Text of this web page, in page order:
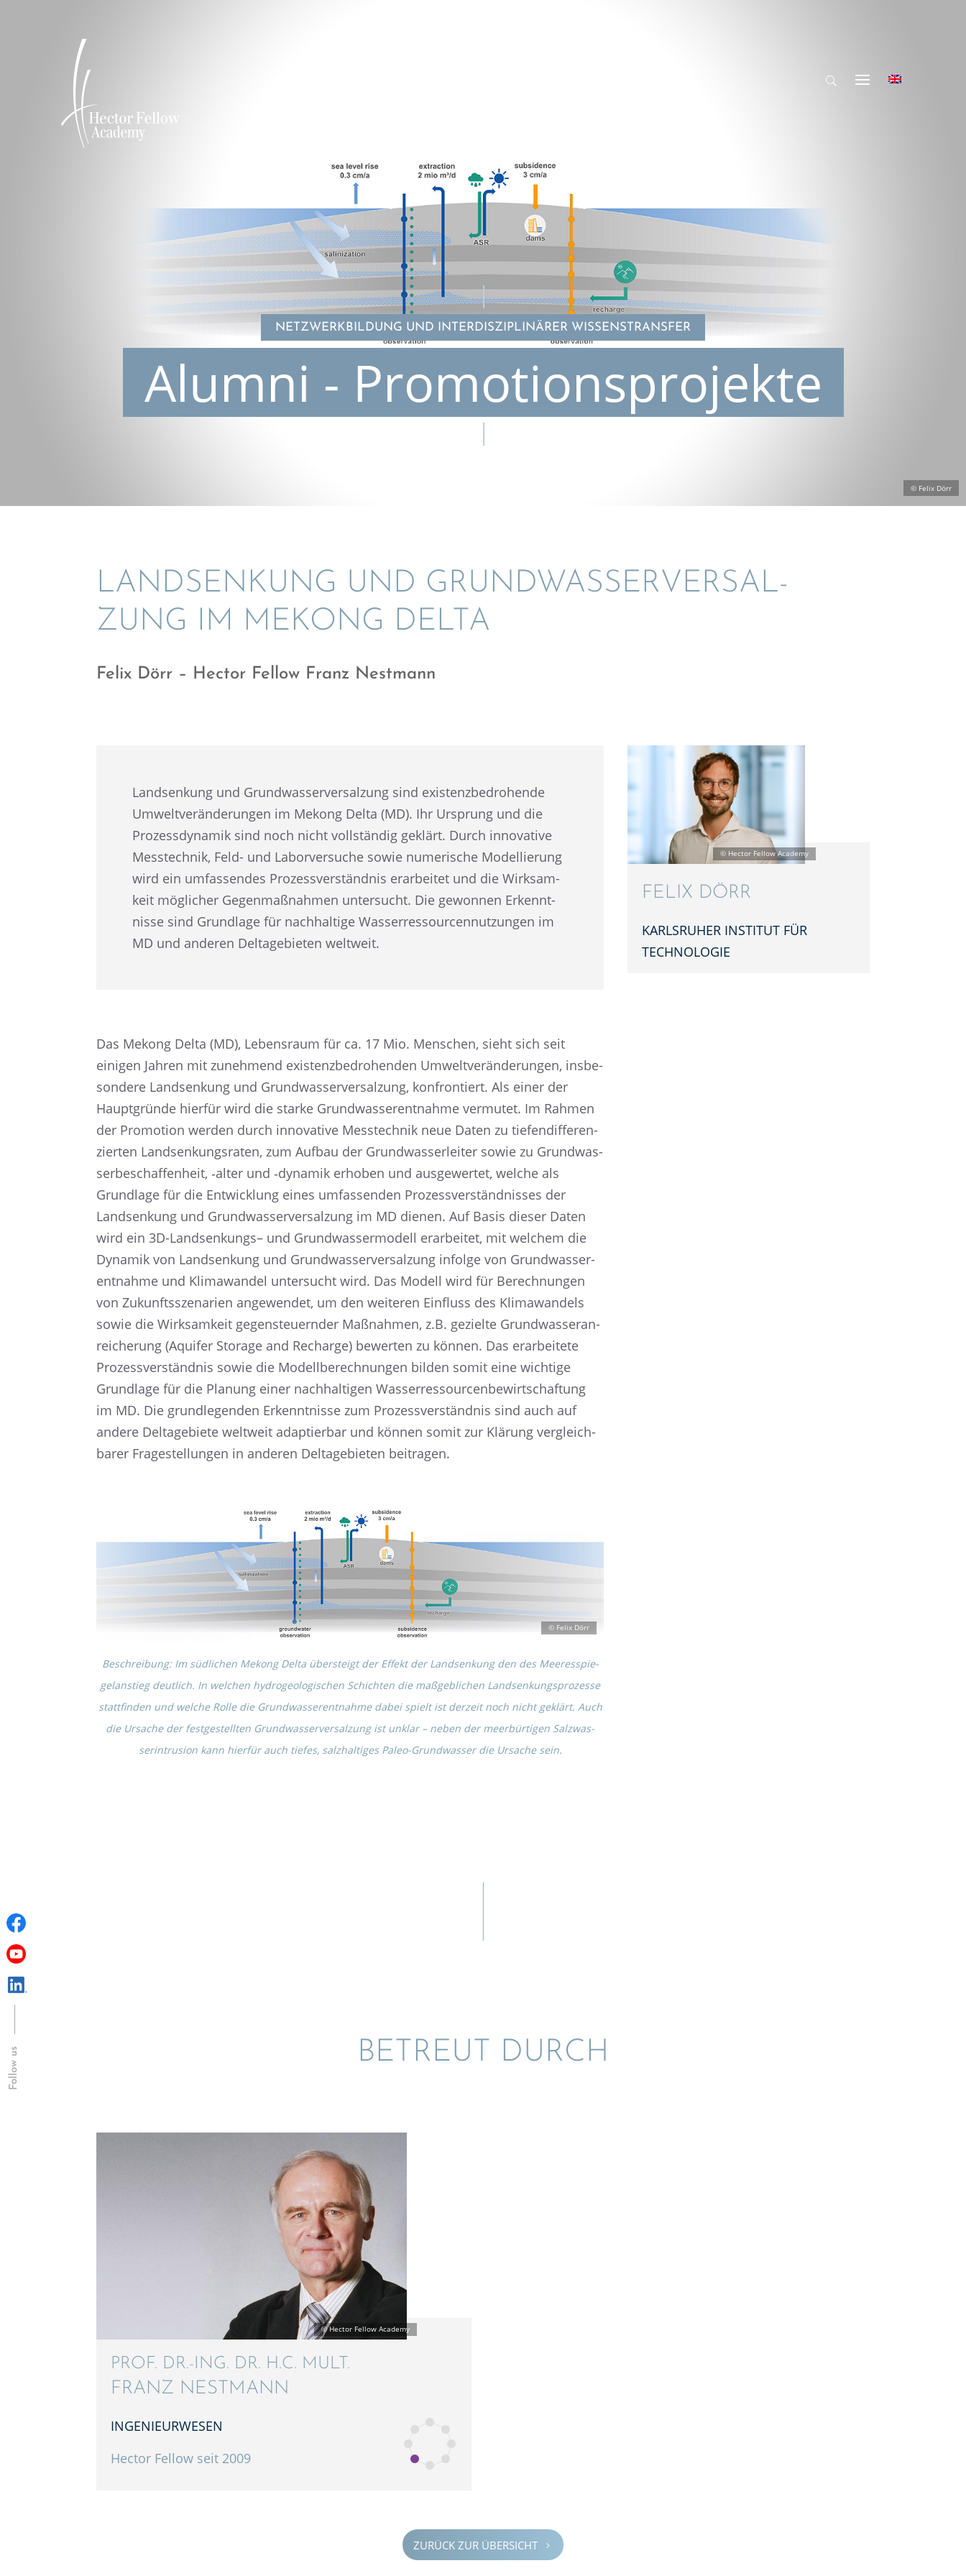
NETZWERKBILDUNG UND INTERDISZIPLINÄRER WISSENSTRANSFER
Alumni - Promotionsprojekte
© Felix Dörr
LANDSEN­KUNG UND GRUND­WAS­SER­VER­SAL­
ZUNG IM MEKONG DELTA
Felix Dörr – Hector Fellow Franz Nestmann
Landsen­kung und Grund­was­ser­ver­sal­zung sind existenz­be­dro­hende
Umwelt­ver­än­de­run­gen im Mekong Delta (MD). Ihr Ursprung und die
Prozess­dy­na­mik sind noch nicht vollstän­dig geklärt. Durch innova­tive
Messtech­nik, Feld- und Labor­ver­su­che sowie numeri­sche Model­lie­rung
wird ein umfas­sen­des Prozess­ver­ständ­nis erarbei­tet und die Wirksam­
keit mögli­cher Gegen­maß­nah­men unter­sucht. Die gewon­nen Erkennt­
nisse sind Grund­lage für nachhal­tige Wasser­res­sour­cen­nut­zun­gen im
MD und anderen Delta­ge­bie­ten weltweit.
Das Mekong Delta (MD), Lebens­raum für ca. 17 Mio. Menschen, sieht sich seit
einigen Jahren mit zuneh­mend existenz­be­dro­hen­den Umwelt­ver­än­de­run­gen, insbe­
son­dere Landsen­kung und Grund­was­ser­ver­sal­zung, konfron­tiert. Als einer der
Haupt­gründe hierfür wird die starke Grund­was­ser­ent­nahme vermu­tet. Im Rahmen
der Promo­tion werden durch innova­tive Messtech­nik neue Daten zu tiefen­dif­fe­ren­
zier­ten Landsen­kungs­ra­ten, zum Aufbau der Grund­was­ser­lei­ter sowie zu Grund­was­
ser­be­schaf­fen­heit, ‑alter und ‑dynamik erhoben und ausge­wer­tet, welche als
Grund­lage für die Entwick­lung eines umfas­sen­den Prozess­ver­ständ­nis­ses der
Landsen­kung und Grund­was­ser­ver­sal­zung im MD dienen. Auf Basis dieser Daten
wird ein 3D-Landsen­kungs– und Grund­was­ser­mo­dell erarbei­tet, mit welchem die
Dynamik von Landsen­kung und Grund­was­ser­ver­sal­zung infolge von Grund­was­ser­
ent­nahme und Klima­wan­del unter­sucht wird. Das Modell wird für Berech­nun­gen
von Zukunfts­sze­na­rien angewen­det, um den weite­ren Einfluss des Klima­wan­dels
sowie die Wirksam­keit gegen­steu­ern­der Maßnah­men, z.B. gezielte Grund­was­ser­an­
rei­che­rung (Aquifer Storage and Recharge) bewer­ten zu können. Das erarbei­tete
Prozess­ver­ständ­nis sowie die Modell­be­rech­nun­gen bilden somit eine wichtige
Grund­lage für die Planung einer nachhal­ti­gen Wasser­res­sour­cen­be­wirt­schaf­tung
im MD. Die grund­le­gen­den Erkennt­nisse zum Prozess­ver­ständ­nis sind auch auf
andere Delta­ge­biete weltweit adaptier­bar und können somit zur Klärung vergleich­
ba­rer Frage­stel­lun­gen in anderen Delta­ge­bie­ten beitragen.
Beschrei­bung: Im südli­chen Mekong Delta übersteigt der Effekt der Landsen­kung den des Meeres­spie­
gel­an­stieg deutlich. In welchen hydro­geo­lo­gi­schen Schich­ten die maßgeb­li­chen Landsen­kungs­pro­zesse
statt­fin­den und welche Rolle die Grund­was­ser­ent­nahme dabei spielt ist derzeit noch nicht geklärt. Auch
die Ursache der festge­stell­ten Grund­was­ser­ver­sal­zung ist unklar – neben der meerbür­ti­gen Salzwas­
serin­tru­sion kann hierfür auch tiefes, salzhal­ti­ges Paleo-Grund­was­ser die Ursache sein.
FELIX DÖRR
KARLS­RU­HER INSTI­TUT FÜR
TECHNOLOGIE
BETREUT DURCH
PROF. DR.-ING. DR. H.C. MULT.
FRANZ NESTMANN
INGENIEUR­WE­SEN
Hector Fellow seit 2009
ZURÜCK ZUR ÜBERSICHT 5
Follow us